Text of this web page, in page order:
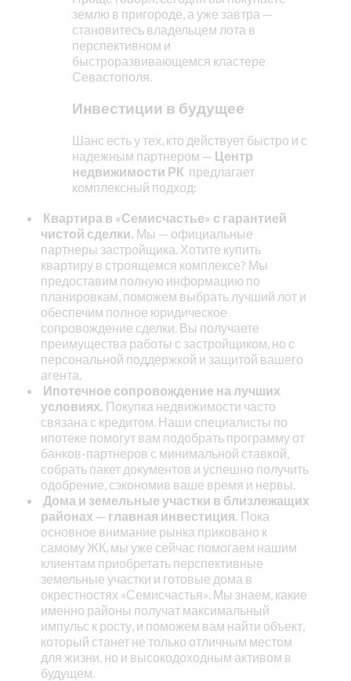
землю в пригороде, а уже завтра —
становитесь владельцем лота в
перспективном и
быстроразвивающемся кластере
Севастополя.
Инвестиции в будущее
Шанс есть у тех, кто действует быстро и с
надежным партнером — Центр
недвижимости РК предлагает
комплексный подход:
Квартира в «Семисчастье» с гарантией
чистой сделки. Мы — официальные
партнеры застройщика. Хотите купить
квартиру в строящемся комплексе? Мы
предоставим полную информацию по
планировкам, поможем выбрать лучший лот и
обеспечим полное юридическое
сопровождение сделки. Вы получаете
преимущества работы с застройщиком, но с
персональной поддержкой и защитой вашего
агента.
Ипотечное сопровождение на лучших
условиях. Покупка недвижимости часто
связана с кредитом. Наши специалисты по
ипотеке помогут вам подобрать программу от
банков-партнеров с минимальной ставкой,
собрать пакет документов и успешно получить
одобрение, сэкономив ваше время и нервы.
Дома и земельные участки в близлежащих
районах — главная инвестиция. Пока
основное внимание рынка приковано к
самому ЖК, мы уже сейчас помогаем нашим
клиентам приобретать перспективные
земельные участки и готовые дома в
окрестностях «Семисчастья». Мы знаем, какие
именно районы получат максимальный
импульс к росту, и поможем вам найти объект,
который станет не только отличным местом
для жизни, но и высокодоходным активом в
будущем.